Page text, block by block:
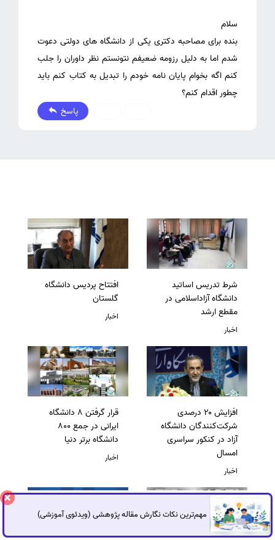
بنده برای مصاحبه دکتری یکی از دانشگاه های دولتی دعوت
شدم اما به دلیل رزومه ضعیفم نتونستم نظر داوران را جلب
کنم اگه بخوام پایان نامه خودم را تبدیل به کتاب کنم باید
چطور اقدام کنم؟
پاسخ
شرط تدریس اساتید
دانشگاه آزاداسلامی در
مقطع ارشد
اخبار
افتتاح پردیس دانشگاه
گلستان
اخبار
افزایش ۲۰ درصدی
شرکت‌کنندگان دانشگاه
آزاد در کنکور سراسری
امسال
اخبار
قرار گرفتن 8 دانشگاه
ایرانی در جمع 800
دانشگاه برتر دنیا
اخبار
مهم‌ترین نکات نگارش مقاله پژوهشی (ویدئوی آموزشی)
گفتگوی آنلاین